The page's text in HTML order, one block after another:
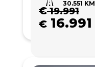
30.551 KM
€19.991
€ 16.991